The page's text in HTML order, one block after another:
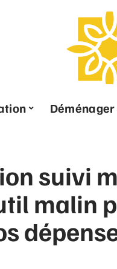
Déménager
suivi
malin